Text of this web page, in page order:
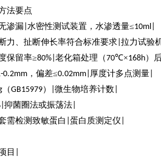
法要点
渗漏 水密性测试装置，水渗透量≤10ml|
力、扯断伸长率符合标准要求 拉力试验
保留率≥80%| 老化箱处理（70℃×168h）
0.2mm ，偏差≤0.02mm| 厚度计多点测量
（GB15979） 微生物培养计数
抑菌圈法或振荡法
需检测致敏蛋白 蛋白质测定仪
目